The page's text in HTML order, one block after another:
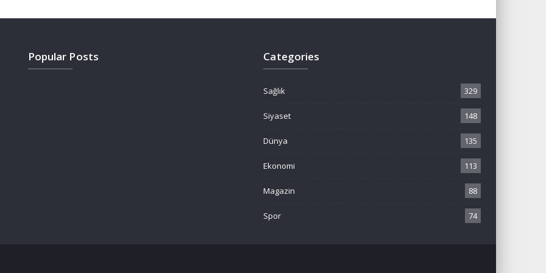
Popular Posts Categories
Sağlık 329
Siyaset 148
Dünya 135
Ekonomi 113
Magazin 88
Spor 74